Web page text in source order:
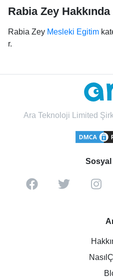
Rabia Zey Hakkında
Rabia Zey Mesleki Egitim
r.
Ara Teknoloji Limited
Sosyal